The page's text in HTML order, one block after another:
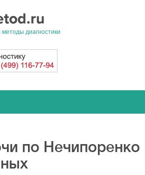
диагностики
по Нечипоренко